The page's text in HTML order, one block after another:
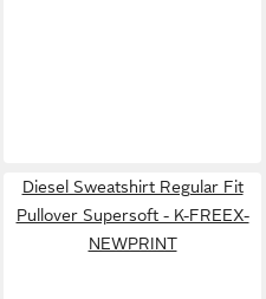
Diesel Sweatshirt Regular Fit
Pullover Supersoft - K-FREEX-
NEWPRINT